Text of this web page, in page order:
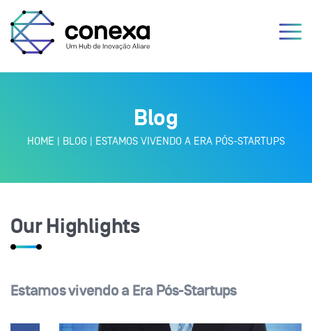
Blog
HOME | BLOG | ESTAMOS VIVENDO A ERA PÓS-STARTUPS
Our Highlights
Estamos vivendo a Era Pós-Startups